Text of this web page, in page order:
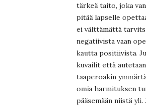
tärkeä taito, joka
pitää lapselle
ei välttämättä
negatiivista vaan
kautta positiivista.
kuvailit että autetaan
taaperoakin
omia harmituksen
pääsemään niistä